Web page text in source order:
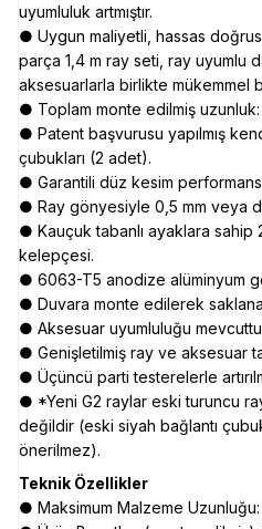
uyumluluk artmıştır.
● Uygun maliyetli, hassas
parça 1,4 m ray seti, ray uyumlu
aksesuarlarla birlikte mükemmel
● Toplam monte edilmiş
● Patent başvurusu yapılmış
çubukları (2 adet).
● Garantili düz kesim
● Ray gönyesiyle 0,5 mm veya
● Kauçuk tabanlı ayaklara sahip
kelepçesi.
● 6063-T5 anodize alüminyum
● Duvara monte edilerek
● Aksesuar uyumluluğu
● Genişletilmiş ray ve aksesuar
● Üçüncü parti testerelerle
● *Yeni G2 raylar eski turuncu
değildir (eski siyah bağlantı
önerilmez).
Teknik Özellikler
● Maksimum Malzeme Uzunluğu: